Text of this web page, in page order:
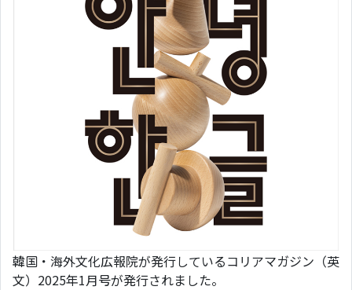
韓国・海外文化広報院が発行しているコリアマガジン（英
文）2025年1月号が発行されました。